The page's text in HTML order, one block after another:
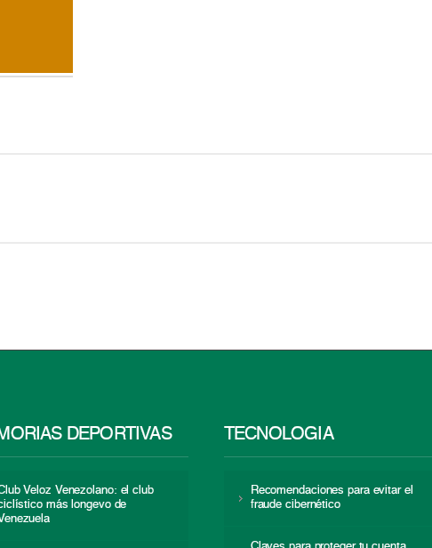
DEPORTIVAS
Veloz Venezolano: el club
más longevo de
TECNOLOGÍA
Recomendaciones para evitar el
fraude cibernético